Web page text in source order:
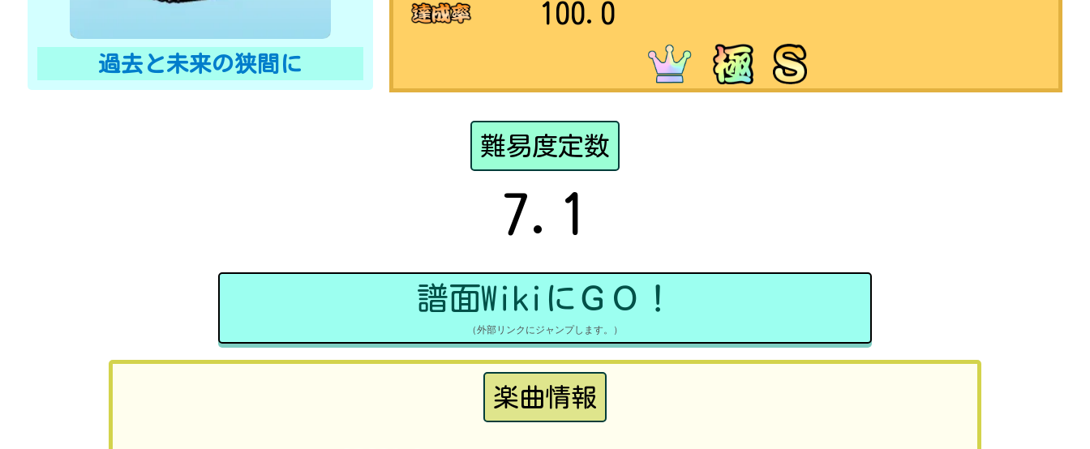
過去と未来の狭間に
100.0
難易度定数
7.1
譜面WikiにＧＯ！
（外部リンクにジャンプします。）
楽曲情報